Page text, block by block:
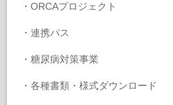
・ ORCAプロジェクト
・ 連携パス
・ 糖尿病対策事業
・ 各種書類・様式ダウンロード